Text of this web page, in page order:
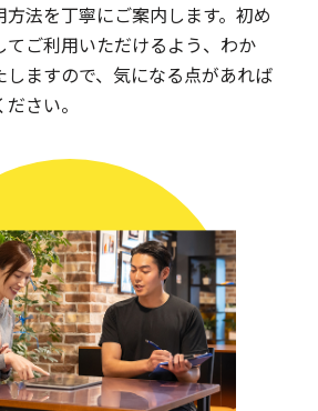
方法を丁寧にご案内します。初め
てご利用いただけるよう、わか
しますので、気になる点があれば
さい。